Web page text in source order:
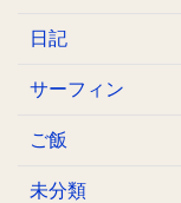
日記
サーフィン
ご飯
未分類